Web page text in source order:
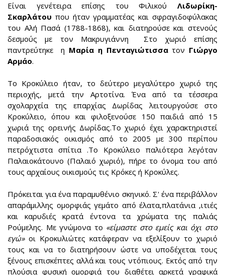
Είναι γενέτειρα επίσης του Φιλικού Λιδωρίκη-
Σκαρλάτου που ήταν γραμματέας και σφραγιδοφύλακας
του Αλή Πασά (1788-1868), και διατηρούσε και στενούς
δεσμούς με τον Μακρυγιάννη Στο χωριό επίσης
παντρεύτηκε η Μαρία η Πενταγιώτισσατον Γιώργο
Αρμάο.
Το Κροκύλειο ήταν, το δεύτερο μεγαλύτερο χωριό της
περιοχής, μετά την Αρτοτίνα. Ένα από τα τέσσερα
σχολαρχεία της επαρχίας Δωρίδας λειτουργούσε στο
Κροκύλειο, όπου και φιλοξενούσε 150 παιδιά από 15
χωριά της ορεινής Δωρίδας.Το χωριό έχει χαρακτηριστεί
παραδοσιακός οικισμός από το 2005 με 300 περίπου
πετρόχτιστα σπίτια .Το Κροκύλειο παλιότερα λεγόταν
Παλαιοκάτουνο (Παλαιό χωριό), πήρε το όνομα του από
τους αρχαίους οικισμούς τις Κρόκες ή Κροκύλες.
Πρόκειται για ένα παραμυθένιο σκηνικό. Σ' ένα περιβάλλον
απαράμιλλης ομορφιάς γεμάτο από έλατα,πλατάνια ,ιτιές
και καρυδιές κρατά έντονα τα χρώματα της παλιάς
Ρούμελης. Με γνώμονα το «είμαστε στο εμείς και όχι στο
εγώ» οι Κροκυλιώτες κατάφεραν να εξελίξουν το χωριό
τους και να το διατηρήσουν ώστε να υποδέχεται τους
ξένους επισκέπτες αλλά και τους ντόπιους. Εκτός από την
πλούσια φυσική ομορφιά του διαθέτει αρκετά γραφικά